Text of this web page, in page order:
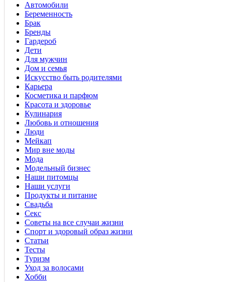
Автомобили
Беременность
Брак
Бренды
Гардероб
Дети
Для мужчин
Дом и семья
Искусство быть родителями
Карьера
Косметика и парфюм
Красота и здоровье
Кулинария
Любовь и отношения
Люди
Мейкап
Мир вне моды
Мода
Модельный бизнес
Наши питомцы
Наши услуги
Продукты и питание
Свадьба
Секс
Советы на все случаи жизни
Спорт и здоровый образ жизни
Статьи
Тесты
Туризм
Уход за волосами
Хобби